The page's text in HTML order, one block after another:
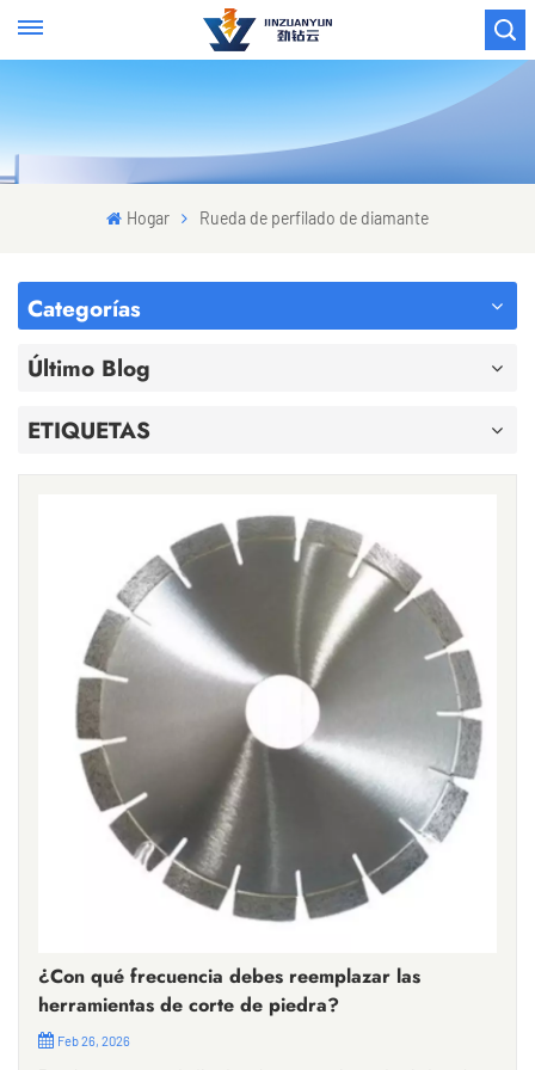
Hogar Rueda de perfilado de diamante
Categorías
Último Blog
ETIQUETAS
¿Con qué frecuencia debes reemplazar las
herramientas de corte de piedra?
Feb 26, 2026